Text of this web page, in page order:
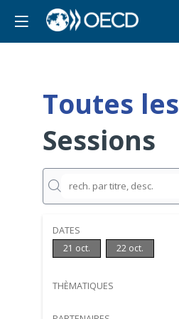
Toutes les
Sessions
DATES
21 oct.
22 oct.
THÈMATIQUES